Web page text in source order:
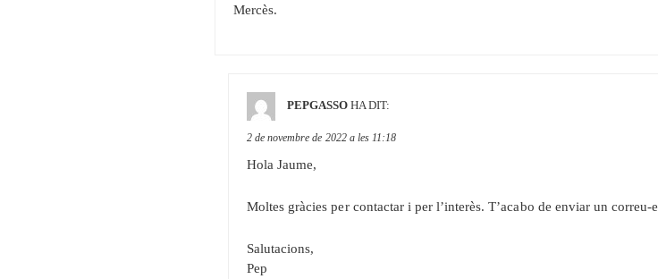
Mercès.
PEPGASSO HA DIT:
2 de novembre de 2022 a les 11:18
Hola Jaume,
Moltes gràcies per contactar i per l’interès. T’acabo de enviar un
Salutacions,
Pep